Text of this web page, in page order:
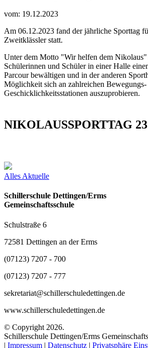
vom: 19.12.2023
Am 06.12.2023 fand der jährliche Sporttag
Zweitklässler statt.
Unter dem Motto "Wir helfen dem Nikolaus"
Schülerinnen und Schüler in einer Halle
Parcour bewältigen und in der anderen
Möglichkeit sich an zahlreichen Bewegungs-
Geschicklichkeitsstationen auszuprobieren.
NIKOLAUSSPORTTAG 23
Alles Aktuelle
Schillerschule Dettingen/Erms
Gemeinschaftsschule
Schulstraße 6
72581 Dettingen an der Erms
(07123) 7207 - 700
(07123) 7207 - 777
sekretariat@schillerschuledettingen.de
www.schillerschuledettingen.de
© Copyright 2026.
Schillerschule Dettingen/Erms
| Impressum | Datenschutz | Privatsphäre